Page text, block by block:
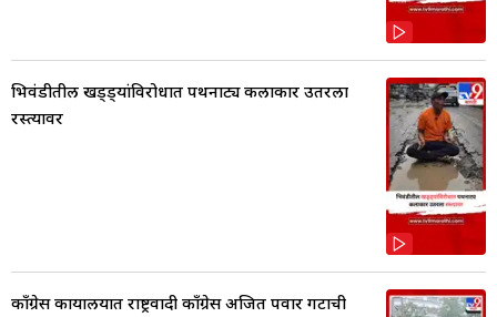
भिवंडीतील खड्ड्यांविरोधात पथनाट्य कलाकार उतरला
रस्त्यावर
काँग्रेस कार्यालयात राष्ट्रवादी काँग्रेस अजित पवार गटाची